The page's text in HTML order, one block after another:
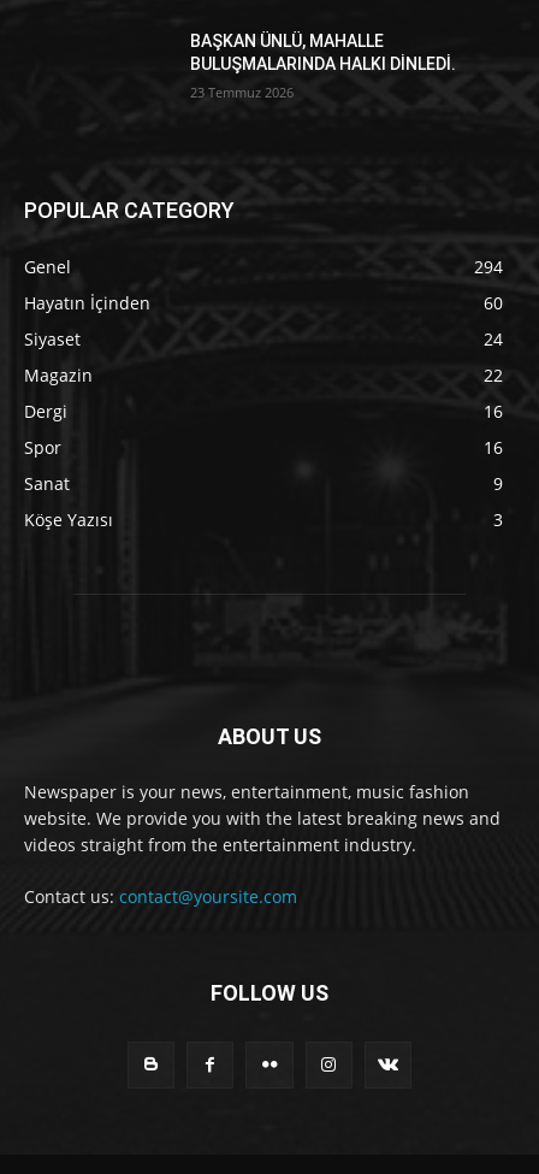
BAŞKAN ÜNLÜ, MAHALLE
BULUŞMALARINDA HALKI DİNLEDİ.
23 Temmuz 2026
POPULAR CATEGORY
Genel
294
Hayatın İçinden
60
Siyaset
24
Magazin
22
Dergi
16
Spor
16
Sanat
9
Köşe Yazısı
3
ABOUT US
Newspaper is your news, entertainment, music fashion
website. We provide you with the latest breaking news and
videos straight from the entertainment industry.
Contact us: contact@yoursite.com
FOLLOW US